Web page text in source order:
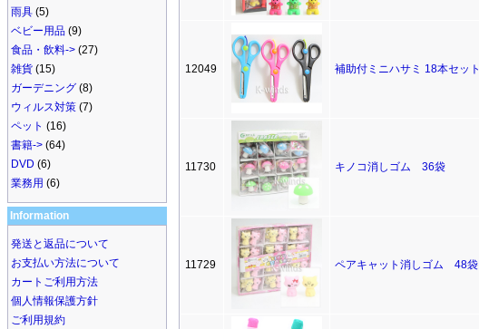
雨具 (5)
ベビー用品 (9)
食品・飲料-> (27)
雑貨 (15)
ガーデニング (8)
ウィルス対策 (7)
ペット (16)
書籍-> (64)
DVD (6)
業務用 (6)
Information
発送と返品について
お支払い方法について
カートご利用方法
個人情報保護方針
ご利用規約
12049 補助付ミニハサミ 18本セット
11730 キノコ消しゴム 36袋
11729 ペアキャット消しゴム 48袋